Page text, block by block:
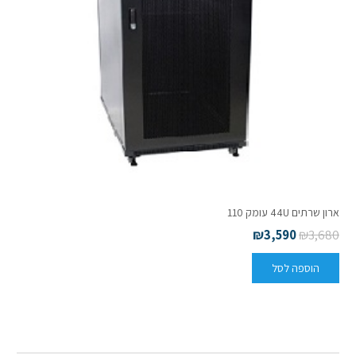
ארון שרתים 44U עומק 110
₪3,680
₪3,590
הוספה לסל